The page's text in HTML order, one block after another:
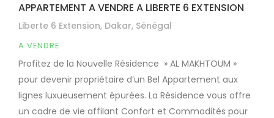
APPARTEMENT A VENDRE A LIBERTE 6 EXTENSION
Liberte 6 Extension, Dakar, Sénégal
A VENDRE
Profitez de la Nouvelle Résidence » AL MAKHTOUM »
pour devenir propriétaire d’un Bel Appartement aux
lignes luxueusement épurées. La Résidence vous offre
un cadre de vie affilant Confort et Commodités pour